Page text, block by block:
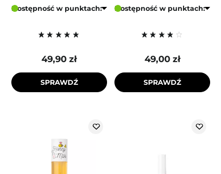
Dostępność w punktach:
49,90 zł
SPRAWDŹ
Dostępność w punktach:
49,00 zł
SPRAWDŹ